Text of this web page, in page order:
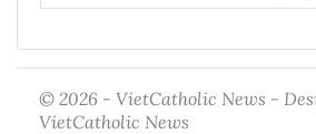
© 2026 - VietCatholic News -
VietCatholic News